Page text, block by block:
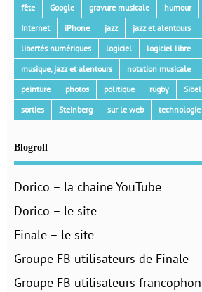
fête
Google gravure musicale humour
Internet
iPhone jazz jazz et alentours
libertés numériques
logiciel logiciel libre
musique, jazz et alentours
notation musicale
peinture
photos politique rugby
sorties
Steinberg sur le web technologie
Blogroll
Dorico – la chaine YouTube
Dorico – le site
Finale – le site
Groupe FB utilisateurs de Finale
Groupe FB utilisateurs